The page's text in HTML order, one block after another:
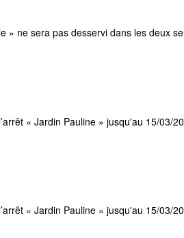
» ne sera pas desservi dans les deux
« Jardin Pauline » jusqu'au 15/03/
« Jardin Pauline » jusqu'au 15/03/